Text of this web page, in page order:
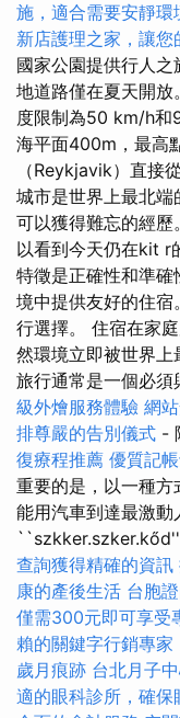
施，適合需要安靜環
新店護理之家，讓
國家公園提供行人
地道路僅在夏天開
度限制為50 km/h和
海平面400m，最高
（Reykjavik）直接
城市是世界上最北
可以獲得難忘的經
以看到今天仍在kit r
特徵是正確性和準
境中提供友好的住
行選擇。 住宿在家
然環境立即被世界上
旅行通常是一個必
級外燴服務體驗 網
排尊嚴的告別儀式 -
復療程推薦 優質記
重要的是，以一種方
能用汽車到達最激
``szkker.szker.kőd''
查詢獲得精確的資訊
康的產後生活 台胞
僅需300元即可享受
賴的關鍵字行銷專家
歲月痕跡 台北月子
適的眼科診所，確保